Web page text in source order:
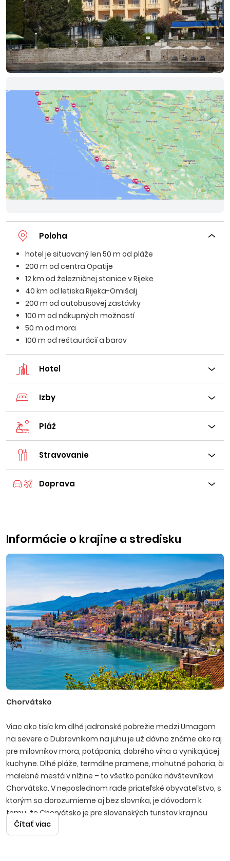
Poloha
hotel je situovaný len 50 m od pláže
200 m od centra Opatije
12 km od železničnej stanice v Rijeke
40 km od letiska Rijeka-Omišalj
200 m od autobusovej zastávky
100 m od nákupných možností
50 m od mora
100 m od reštaurácií a barov
Hotel
Izby
Pláž
Stravovanie
Doprava
Informácie o krajine a stredisku
Chorvátsko
Viac ako tisíc km dlhé jadranské pobrežie medzi Umagom
na severe a Dubrovníkom na juhu je už dávno známe ako raj
pre milovníkov mora, potápania, dobrého vína a vynikajúcej
kuchyne. Dlhé pláže, termálne pramene, mohutné pohoria, či
malebné mestá v nížine – to všetko ponúka návštevníkovi
Chorvátsko. V neposlednom rade priateľské obyvateľstvo, s
ktorým sa dorozumieme aj bez slovníka, je dôvodom k
tomu, že Chorvátsko je pre slovenských turistov krajinou
číslo jeden.
Čítať viac